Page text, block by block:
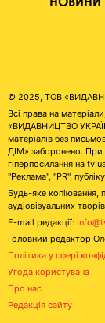
© 2025, ТОВ
Всі права на
«ВИДАВНИЦТВО
матеріалів без
ДІМ» заборонено. При
гіперпосилання на
"Реклама", "PR",
Будь-яке копіювання,
аудіовізуальних
E-mail редакції:
Головний редактор
Політика у сфері
Угода користувача
Про нас
Редакція сайту